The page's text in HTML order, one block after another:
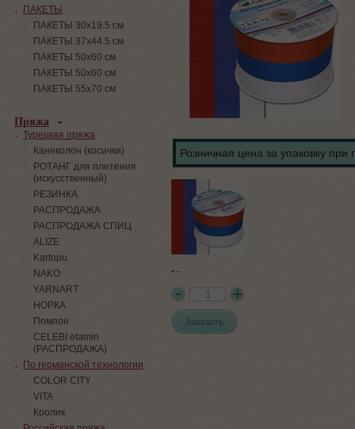
Розничная цена за упаковку при
--
Заказать
ПАКЕТЫ
ПАКЕТЫ 30х19.5 см
ПАКЕТЫ 37х44.5 см
ПАКЕТЫ 50х60 см
ПАКЕТЫ 50х60 см
ПАКЕТЫ 55х70 см
Пряжа
Турецкая пряжа
Канеколон (косички)
РОТАНГ для плетения
(искусственный)
PЕЗИНКА
РАСПРОДАЖА
РАСПРОДАЖА СПИЦ
ALIZE
Kartopu
NAKO
YARNART
НОРКА
Помпон
СELEBI etamin
(РАСПРОДАЖА)
По германской технологии
COLOR CITY
VITA
Кролик